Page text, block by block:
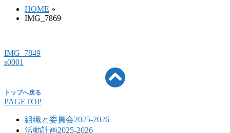
HOME »
IMG_7869
IMG_7849
s0001
PAGETOP
組織と委員会2025-2026
活動計画2025-2026